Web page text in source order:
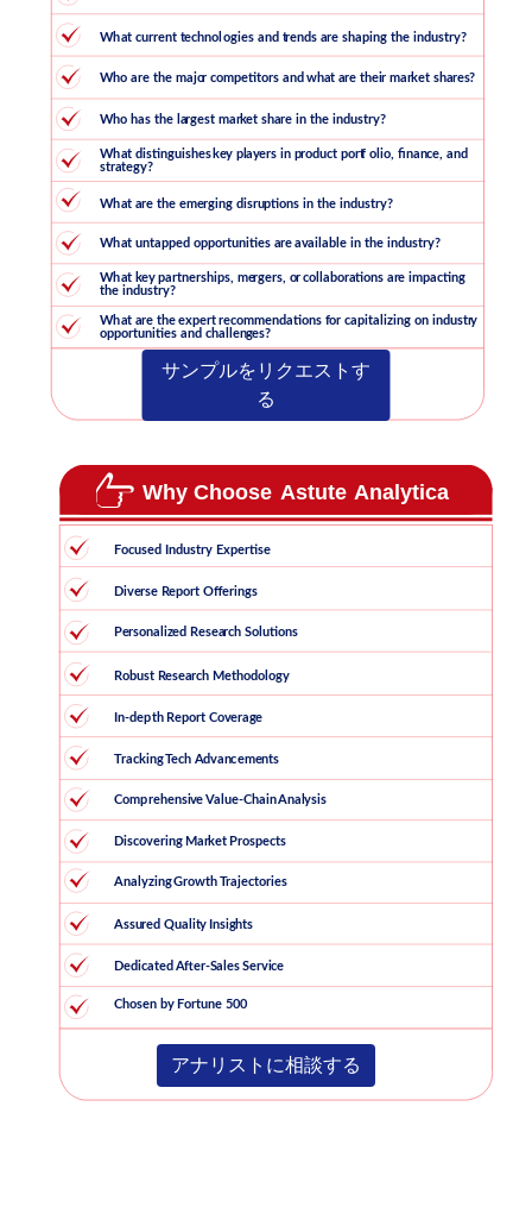
サンプルをリクエストす
る
アナリストに相談する